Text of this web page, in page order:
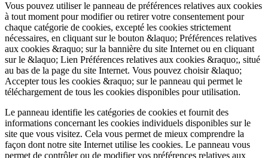
Vous pouvez utiliser le panneau de préférences relatives aux cookies
à tout moment pour modifier ou retirer votre consentement pour
chaque catégorie de cookies, excepté les cookies strictement
nécessaires, en cliquant sur le bouton &laquo; Préférences relatives
aux cookies &raquo; sur la bannière du site Internet ou en cliquant
sur le &laquo; Lien Préférences relatives aux cookies &raquo;, situé
au bas de la page du site Internet. Vous pouvez choisir &laquo;
Accepter tous les cookies &raquo; sur le panneau qui permet le
téléchargement de tous les cookies disponibles pour utilisation.
Le panneau identifie les catégories de cookies et fournit des
informations concernant les cookies individuels disponibles sur le
site que vous visitez. Cela vous permet de mieux comprendre la
façon dont notre site Internet utilise les cookies. Le panneau vous
permet de contrôler ou de modifier vos préférences relatives aux